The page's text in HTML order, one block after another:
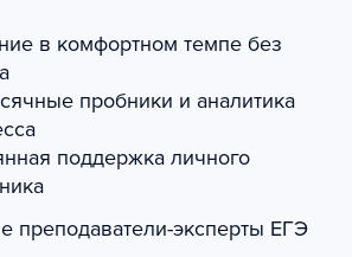
в комфортном темпе без
пробники и аналитика
поддержка личного
преподаватели-эксперты ЕГЭ